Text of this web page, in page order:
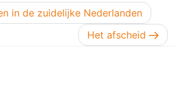
in de zuidelijke Nederlanden
Volgend bericht
Het afscheid